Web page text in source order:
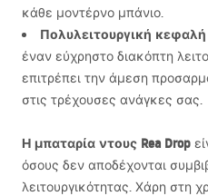
κάθε μοντέρνο μπάνιο.
Πολυλειτουργική
έναν εύχρηστο διακόπτη
επιτρέπει την άμεση
στις τρέχουσες ανάγκες σας.
Η μπαταρία ντους Rea Drop
όσους δεν αποδέχονται
λειτουργικότητας. Χάρη στη